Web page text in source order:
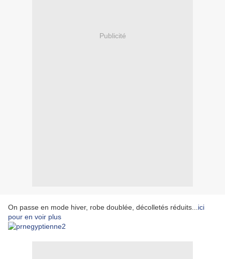
Publicité
On passe en mode hiver, robe doublée, décolletés réduits... ici
pour en voir plus